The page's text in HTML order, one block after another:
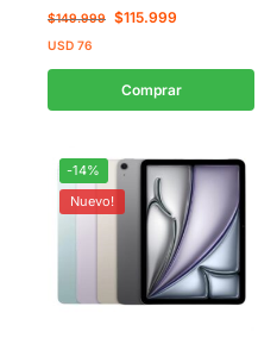
$149.999 $115.999
USD 76
Comprar
-14%
Nuevo!